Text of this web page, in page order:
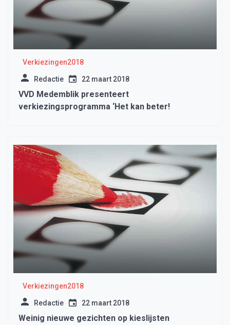
Verkiezingen2018
Redactie 22 maart 2018
VVD Medemblik presenteert
verkiezingsprogramma ‘Het kan beter!
Verkiezingen2018
Redactie 22 maart 2018
Weinig nieuwe gezichten op kieslijsten